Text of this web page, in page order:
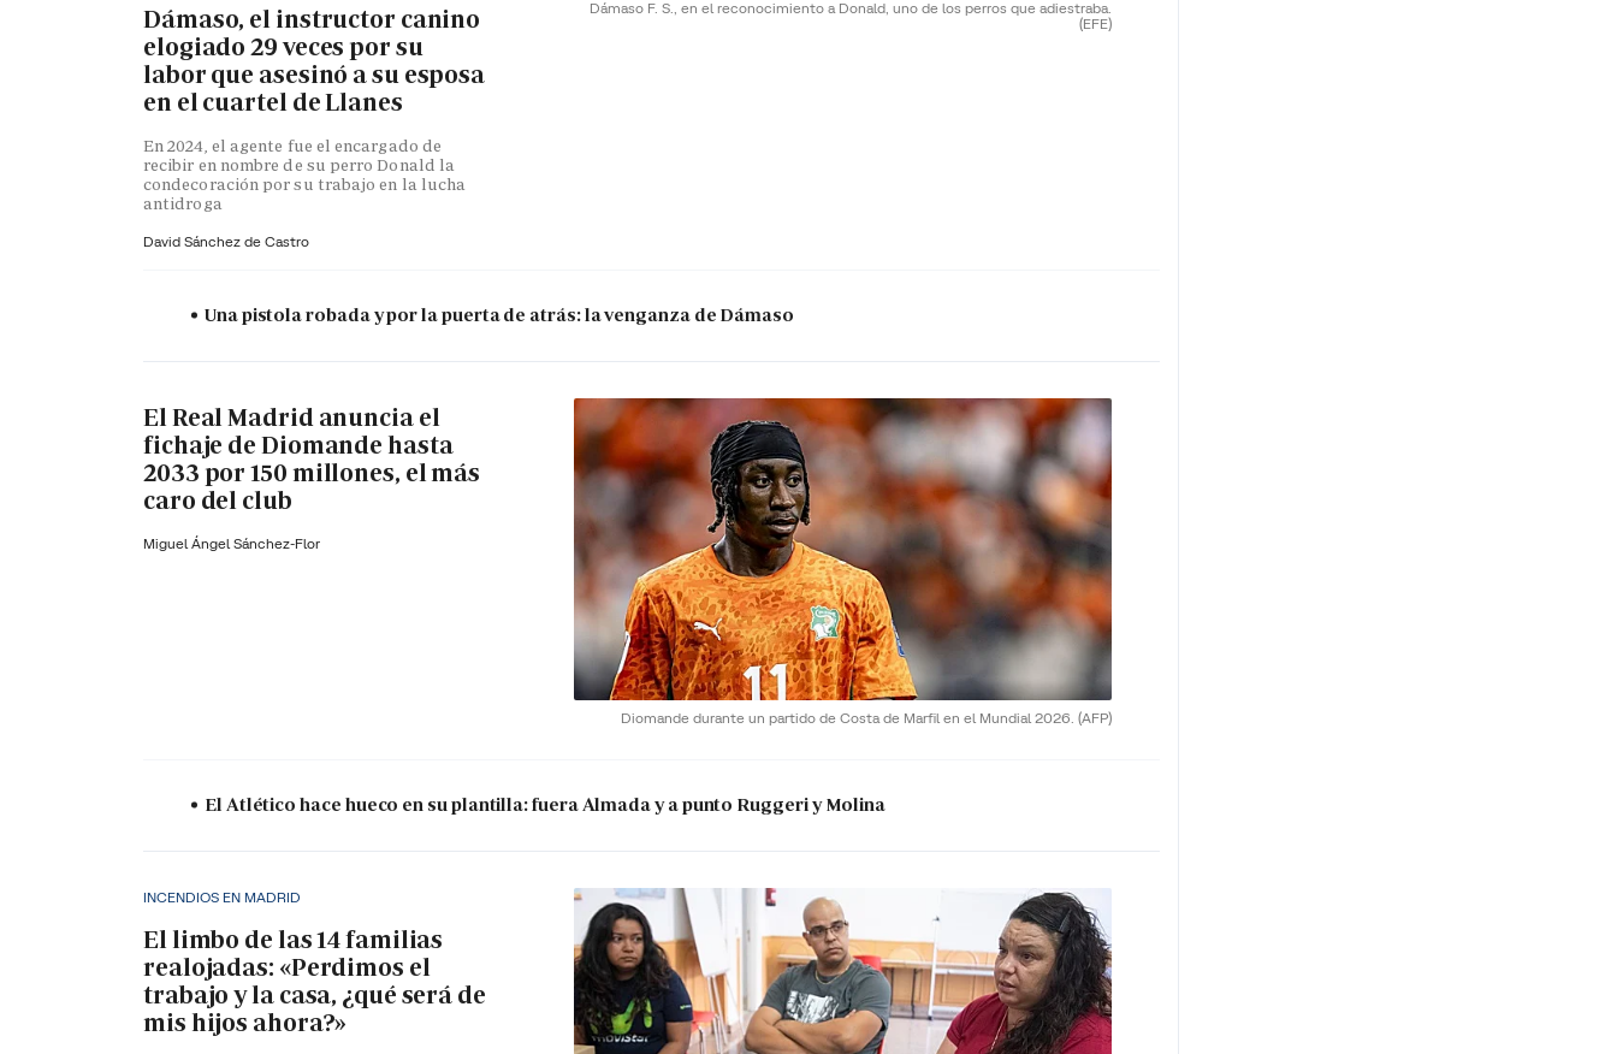
Dámaso F. S., en el reconocimiento a Donald, uno de los perros que adiestraba.
(EFE)
Dámaso, el instructor canino
elogiado 29 veces por su
labor que asesinó a su esposa
en el cuartel de Llanes
En 2024, el agente fue el encargado de
recibir en nombre de su perro Donald la
condecoración por su trabajo en la lucha
antidroga
David Sánchez de Castro
Una pistola robada y por la puerta de atrás: la venganza de Dámaso
Diomande durante un partido de Costa de Marfil en el Mundial 2026. (AFP)
El Real Madrid anuncia el
fichaje de Diomande hasta
2033 por 150 millones, el más
caro del club
Miguel Ángel Sánchez-Flor
El Atlético hace hueco en su plantilla: fuera Almada y a punto Ruggeri y Molina
INCENDIOS EN MADRID
El limbo de las 14 familias
realojadas: «Perdimos el
trabajo y la casa, ¿qué será de
mis hijos ahora?»